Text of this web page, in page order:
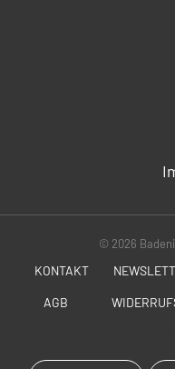
© 2026
KONTAKT
AGB